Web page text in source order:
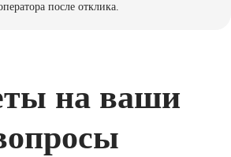
после отклика.
на ваши